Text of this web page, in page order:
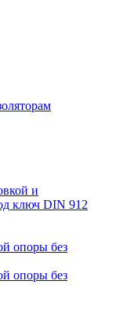
и
ключ DIN 912
опоры без
опоры без